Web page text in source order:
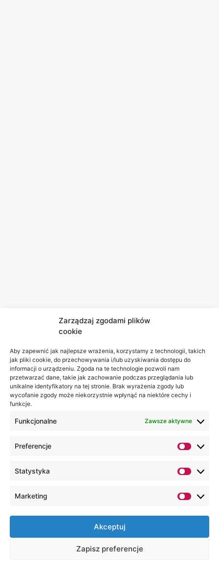
Zarządzaj zgodami plików
cookie
Aby zapewnić jak najlepsze wrażenia, korzystamy z technologii, takich
jak pliki cookie, do przechowywania i/lub uzyskiwania dostępu do
informacji o urządzeniu. Zgoda na te technologie pozwoli nam
przetwarzać dane, takie jak zachowanie podczas przeglądania lub
unikalne identyfikatory na tej stronie. Brak wyrażenia zgody lub
wycofanie zgody może niekorzystnie wpłynąć na niektóre cechy i
funkcje.
Funkcjonalne Zawsze aktywne
Preferencje
Statystyka
Marketing
Akceptuj
Zapisz preferencje